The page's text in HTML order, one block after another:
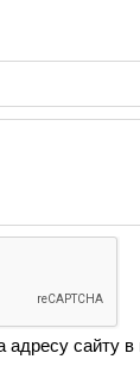
адресу сайту